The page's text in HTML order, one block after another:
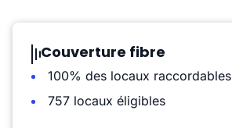
Couverture fibre
100% des locaux raccordables
757 locaux éligibles